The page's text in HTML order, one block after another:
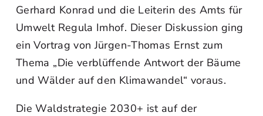
Gerhard Konrad und die Leiterin des Amts für
Umwelt Regula Imhof. Dieser Diskussion ging
ein Vortrag von Jürgen-Thomas Ernst zum
Thema „Die verblüffende Antwort der Bäume
und Wälder auf den Klimawandel“ voraus.
Die Waldstrategie 2030+ ist auf der